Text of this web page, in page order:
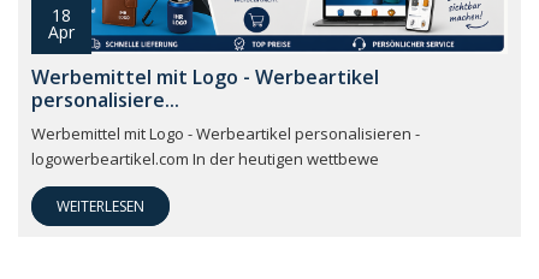
18
Apr
Werbemittel mit Logo - Werbeartikel
personalisiere...
Werbemittel mit Logo - Werbeartikel personalisieren -
logowerbeartikel.com In der heutigen wettbewe
WEITERLESEN